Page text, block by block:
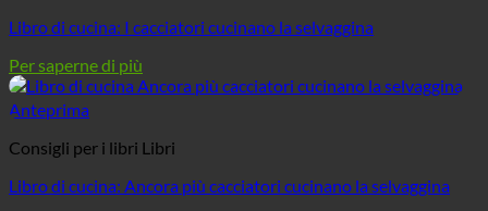
Libro di cucina: I cacciatori cucinano la selvaggina
Per saperne di più
Anteprima
Consigli per i libri Libri
Libro di cucina: Ancora più cacciatori cucinano la selvaggina